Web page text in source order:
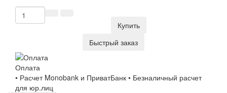
Купить
Быстрый заказ
Оплата
• Расчет Monobank и ПриватБанк • Безналичный расчет
для юр.лиц